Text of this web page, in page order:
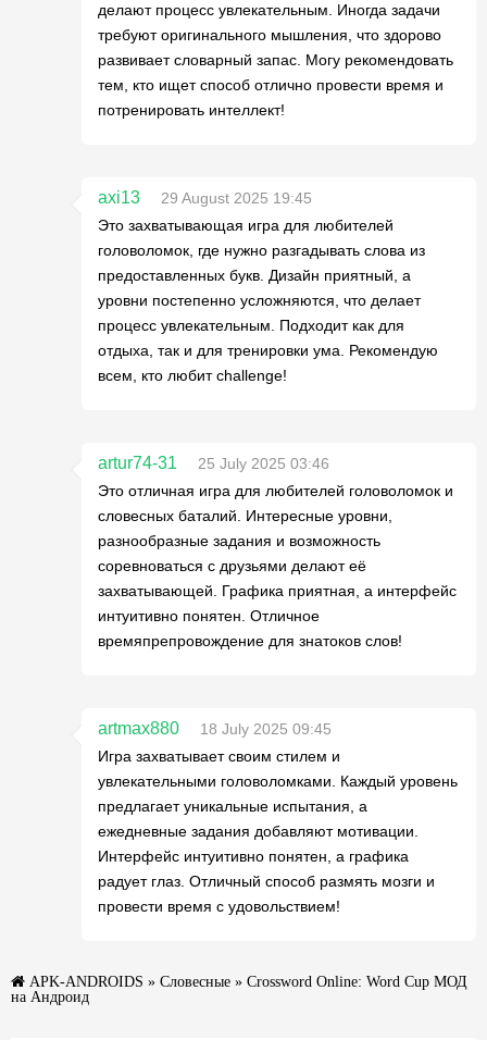
делают процесс увлекательным. Иногда задачи
требуют оригинального мышления, что здорово
развивает словарный запас. Могу рекомендовать
тем, кто ищет способ отлично провести время и
потренировать интеллект!
axi13
29 August 2025 19:45
Это захватывающая игра для любителей
головоломок, где нужно разгадывать слова из
предоставленных букв. Дизайн приятный, а
уровни постепенно усложняются, что делает
процесс увлекательным. Подходит как для
отдыха, так и для тренировки ума. Рекомендую
всем, кто любит challenge!
artur74-31
25 July 2025 03:46
Это отличная игра для любителей головоломок и
словесных баталий. Интересные уровни,
разнообразные задания и возможность
соревноваться с друзьями делают её
захватывающей. Графика приятная, а интерфейс
интуитивно понятен. Отличное
времяпрепровождение для знатоков слов!
artmax880
18 July 2025 09:45
Игра захватывает своим стилем и
увлекательными головоломками. Каждый уровень
предлагает уникальные испытания, а
ежедневные задания добавляют мотивации.
Интерфейс интуитивно понятен, а графика
радует глаз. Отличный способ размять мозги и
провести время с удовольствием!
APK-ANDROIDS » Словесные » Crossword Online: Word Cup МОД
на Андроид